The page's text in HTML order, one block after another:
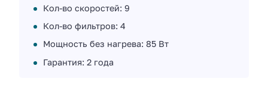
Кол-во скоростей: 9
Кол-во фильтров: 4
Мощность без нагрева: 85 Вт
Гарантия: 2 года